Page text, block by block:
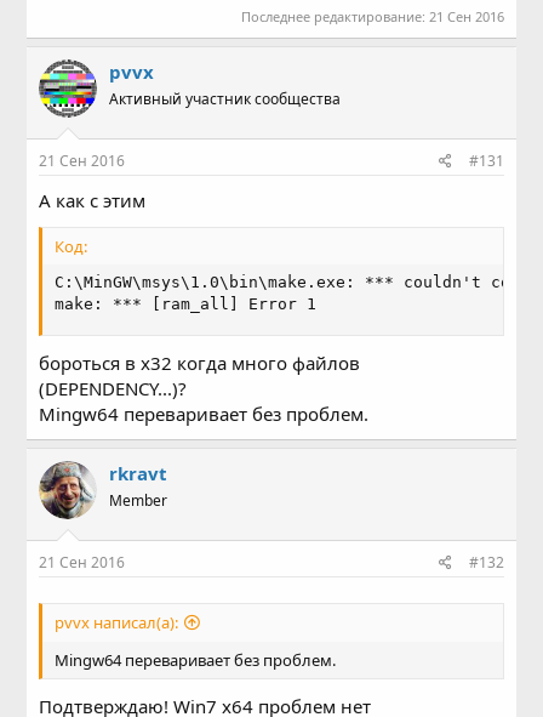
Последнее редактирование: 21 Сен 2016
pvvx
Активный участник сообщества
21 Сен 2016 #131
А как с этим
Код:
C:\MinGW\msys\1.0\bin\make.exe: *** couldn't
make: *** [ram_all] Error 1
бороться в x32 когда много файлов
(DEPENDENCY...)?
Mingw64 переваривает без проблем.
rkravt
Member
21 Сен 2016 #132
pvvx написал(а):
Mingw64 переваривает без проблем.
Подтверждаю! Win7 x64 проблем нет